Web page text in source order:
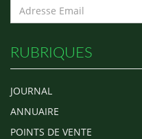
RUBRIQUES
JOURNAL
ANNUAIRE
POINTS DE VENTE